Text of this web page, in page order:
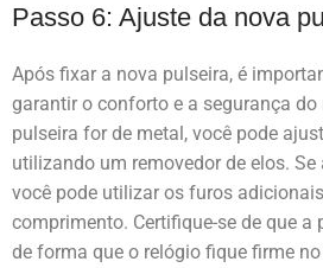
Passo 6: Ajuste da nova
Após fixar a nova pulseira, é
garantir o conforto e a segurança do
pulseira for de metal, você pode
utilizando um removedor de elos.
você pode utilizar os furos
comprimento. Certifique-se de que a
de forma que o relógio fique firme